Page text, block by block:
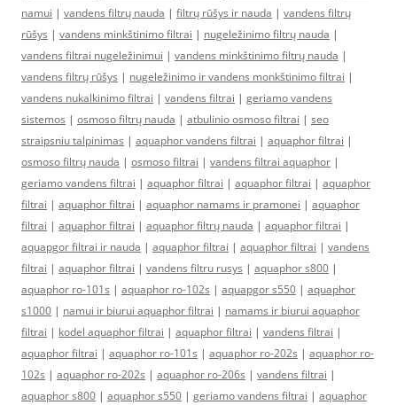
namui | vandens filtrų nauda | filtrų rūšys ir nauda | vandens filtrų
rūšys | vandens minkštinimo filtrai | nugeležinimo filtrų nauda |
vandens filtrai nugeležinimui | vandens minkštinimo filtrų nauda |
vandens filtrų rūšys | nugeležinimo ir vandens monkštinimo filtrai |
vandens nukalkinimo filtrai | vandens filtrai | geriamo vandens
sistemos | osmoso filtrų nauda | atbulinio osmoso filtrai | seo
straipsniu talpinimas | aquaphor vandens filtrai | aquaphor filtrai |
osmoso filtrų nauda | osmoso filtrai | vandens filtrai aquaphor |
geriamo vandens filtrai | aquaphor filtrai | aquaphor filtrai | aquaphor
filtrai | aquaphor filtrai | aquaphor namams ir pramonei | aquaphor
filtrai | aquaphor filtrai | aquaphor filtrų nauda | aquaphor filtrai |
aquapgor filtrai ir nauda | aquaphor filtrai | aquaphor filtrai | vandens
filtrai | aquaphor filtrai | vandens filtru rusys | aquaphor s800 |
aquaphor ro-101s | aquaphor ro-102s | aquapgor s550 | aquaphor
s1000 | namui ir biurui aquaphor filtrai | namams ir biurui aquaphor
filtrai | kodel aquaphor filtrai | aquaphor filtrai | vandens filtrai |
aquaphor filtrai | aquaphor ro-101s | aquaphor ro-202s | aquaphor ro-
102s | aquaphor ro-202s | aquaphor ro-206s | vandens filtrai |
aquaphor s800 | aquaphor s550 | geriamo vandens filtrai | aquaphor